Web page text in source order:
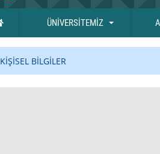
Ana Sayfa ÜNİVERSİTEMİZ
KİŞİSEL BİLGİLER